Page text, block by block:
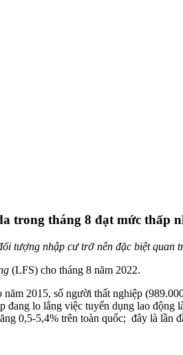
trong tháng 8 đạt mức thấp
tượng nhập cư trở nên đặc biệt
(LFS) cho tháng 8 năm 2022.
2015, số người thất nghiệp
lo lắng việc tuyển dụng lao
0,5-5,4% trên toàn quốc; đây là lần